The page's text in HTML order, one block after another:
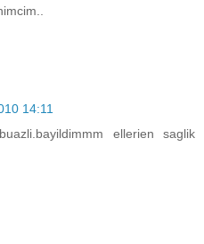
14:11
ellerien saglik